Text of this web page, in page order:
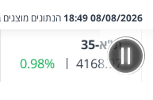
08/08/2026 18:49 הנתונים מוצגים
אחרון
ת"א-35
שער נוכחי
4168.97 שינוי שער
0.98%